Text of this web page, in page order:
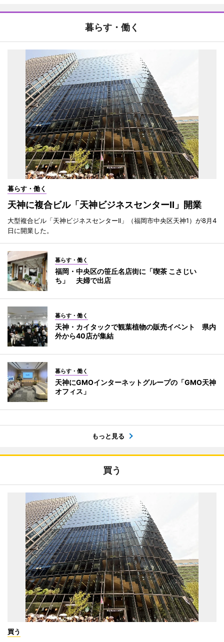
暮らす・働く
暮らす・働く
天神に複合ビル「天神ビジネスセンターII」開業
大型複合ビル「天神ビジネスセンターII」（福岡市中央区天神1）が8月4
日に開業した。
暮らす・働く
福岡・中央区の笹丘名店街に「喫茶 こさじい
ち」 夫婦で出店
暮らす・働く
天神・カイタックで観葉植物の販売イベント 県内
外から40店が集結
暮らす・働く
天神にGMOインターネットグループの「GMO天神
オフィス」
もっと見る
買う
買う